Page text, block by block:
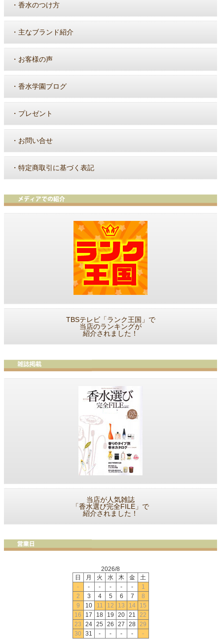
・ 香水のつけ方
・ 主なブランド紹介
・ お客様の声
・ 香水学園ブログ
・ プレゼント
・ お問い合せ
・ 特定商取引に基づく表記
TBSテレビ「ランク王国」で
当店のランキングが
紹介されました！
当店が人気雑誌
「香水選び完全FILE」で
紹介されました！
2026/8
日
月 火 水 木 金
土
-
- - - - -
1
2
3 4 5 6 7
8
9
10 11 12 13 14
15
16
17 18 19 20 21
22
23
24 25 26 27 28 29
30
31 - - - - -